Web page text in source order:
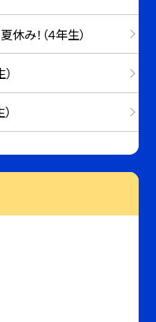
み！（４年生）